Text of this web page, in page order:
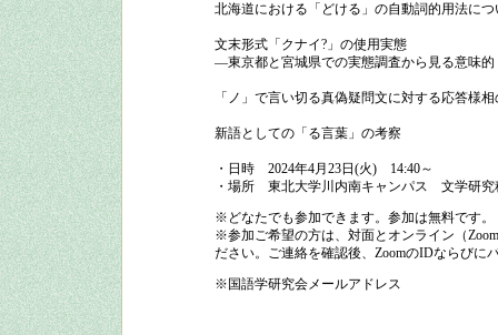
北海道における「どける」の自動詞的用法につ
文末形式「クナイ?」の使用実態
―東京都と宮城県での実態調査から見る意味
「ノ」で言い切る真偽疑問文に対する応答様
新語としての「る言葉」の考察
・日時 2024年4月 23日 (火) 14:40～
・場所 東北大学川内南キャンパス 文学研究
※どなたでも参加できます。参加は無料です。
※参加ご希望の方は、対面とオンライン（
ださい。ご連絡を確認後、ZoomのIDならびに
※国語学研究会メールアドレス